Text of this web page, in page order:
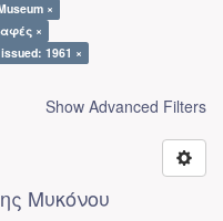
×
×
1961 ×
Show Advanced Filters
Μυκόνου